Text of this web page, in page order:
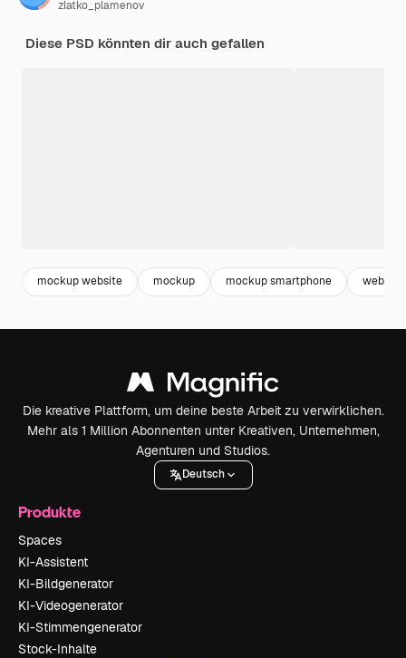
zlatko_plamenov
Diese PSD könnten dir auch gefallen
mockup website mockup mockup smartphone website
Die kreative Plattform, um deine beste Arbeit zu verwirklichen.
Mehr als 1 Million Abonnenten unter Kreativen, Unternehmen,
Agenturen und Studios.
Deutsch
Produkte
Spaces
KI-Assistent
KI-Bildgenerator
KI-Videogenerator
KI-Stimmengenerator
Stock-Inhalte